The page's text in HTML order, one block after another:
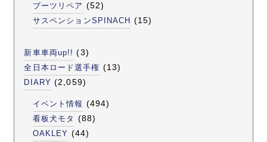
ブーツリペア (52)
サスペンションSPINACH (15)
新車車両up!! (3)
全日本ロード選手権 (13)
DIARY (2,059)
イベント情報 (494)
看板犬モタ (88)
OAKLEY (44)